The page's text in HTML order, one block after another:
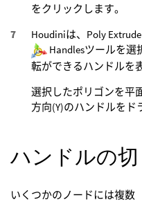
をクリックします。
Houdiniは、Poly
Handlesツールを選
転ができるハンドルを
選択したポリゴンを平
方向(Y)のハンドルをド
ハンドルの切
いくつかのノードには複数